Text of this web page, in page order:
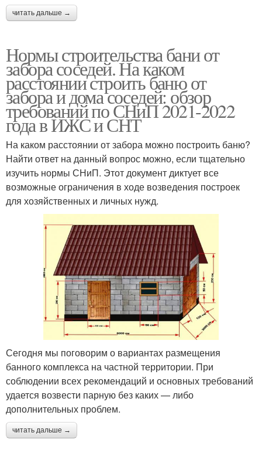
читать дальше →
Нормы строительства бани от
забора соседей. На каком
расстоянии строить баню от
забора и дома соседей: обзор
требований по СНиП 2021-2022
года в ИЖС и СНТ
На каком расстоянии от забора можно построить баню?
Найти ответ на данный вопрос можно, если тщательно
изучить нормы СНиП. Этот документ диктует все
возможные ограничения в ходе возведения построек
для хозяйственных и личных нужд.
Сегодня мы поговорим о вариантах размещения
банного комплекса на частной территории. При
соблюдении всех рекомендаций и основных требований
удается возвести парную без каких — либо
дополнительных проблем.
читать дальше →